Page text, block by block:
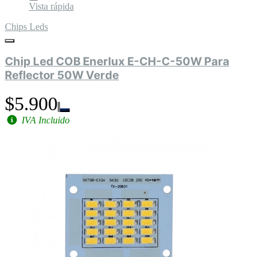
Vista rápida
Chips Leds
Chip Led COB Enerlux E-CH-C-50W Para
Reflector 50W Verde
$5.900
IVA Incluido